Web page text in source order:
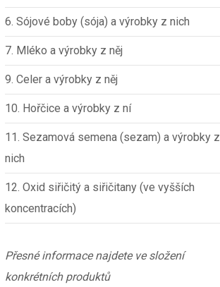
6. Sójové boby (sója) a výrobky z nich
7. Mléko a výrobky z něj
9. Celer a výrobky z něj
10. Hořčice a výrobky z ní
11. Sezamová semena (sezam) a výrobky z
nich
12. Oxid siřičitý a siřičitany (ve vyšších
koncentracích)
Přesné informace najdete ve složení
konkrétních produktů